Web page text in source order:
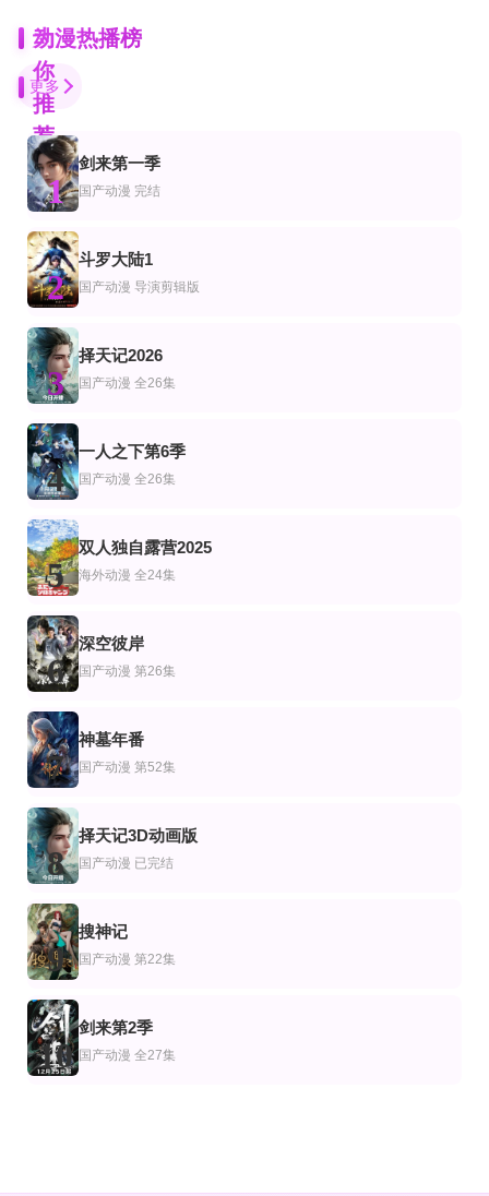
为
你
推
荐
第1集
海贼王，女英雄们的故事
连载中 连载到15集
重生后我靠借运镇压豪门
已完结 共26集
墓王之王：幽都战
第4集已完结
再造人卡辛(OVA)
连载中 连载到13集
开局充值系统觉醒SSS级领主动态漫画
全28集
阴间跑腿日记
第73集完结
一等家丁第一季
枫茗
第73集完结
我是终极隐藏 BOSS
第4集
最后的秘密
第60集
魔门分配娘子，我抽到了正道仙子
更新至04集
乡下大叔成为剑圣第2季
东山奈央,斋藤千和,平田广明,石川界人,内田直哉,仲田亚里沙,上田瞳,广濑有纪,矢
第60集完结
我靠无敌被动打出成吨伤害！
更新至第05集
澈底对你成瘾
阿座上洋平,齐藤壮马
第5集
感谢对战～大小姐才不玩格斗游戏
长谷川育美,市之濑加那,千本木彩花,下地紫野
第50集已完结
重回老公当校草的那年
动漫热播榜
更多
1
剑来第一季
国产动漫 完结
2
斗罗大陆1
国产动漫 导演剪辑版
3
择天记2026
国产动漫 全26集
4
一人之下第6季
国产动漫 全26集
5
双人独自露营2025
海外动漫 全24集
6
深空彼岸
国产动漫 第26集
7
神墓年番
国产动漫 第52集
8
择天记3D动画版
国产动漫 已完结
9
搜神记
国产动漫 第22集
10
剑来第2季
国产动漫 全27集